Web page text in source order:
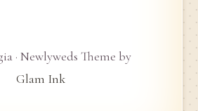
· Newlyweds Theme by
Glam Ink